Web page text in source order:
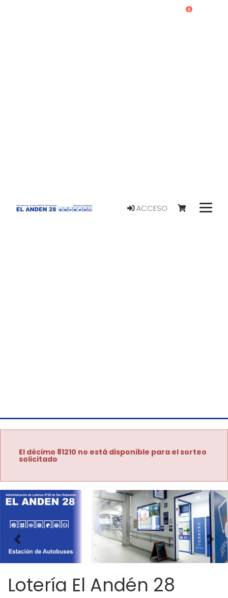
ACCESO
0
El décimo 81210 no está disponible para el sorteo
solicitado
Imagen anterior
Lotería El Andén 28